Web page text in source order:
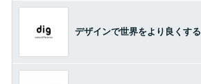
デザインで世界をより良くする